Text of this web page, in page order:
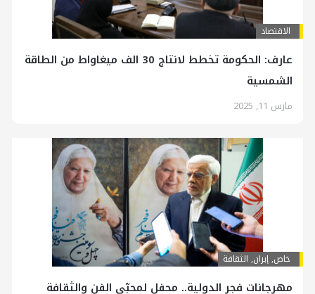
الاقتصاد
عارف: الحكومة تخطط لانتاج 30 الف ميغاواط من الطاقة
الشمسية
مارس 11, 2025
خاص,إيران, الثقافة
مهرجانات فجر الدولية.. محفل لمحبّي الفن والثقافة